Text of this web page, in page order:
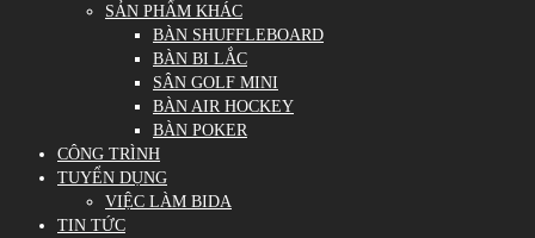
SẢN PHẨM KHÁC
BÀN SHUFFLEBOARD
BÀN BI LẮC
SÂN GOLF MINI
BÀN AIR HOCKEY
BÀN POKER
CÔNG TRÌNH
TUYỂN DỤNG
VIỆC LÀM BIDA
TIN TỨC